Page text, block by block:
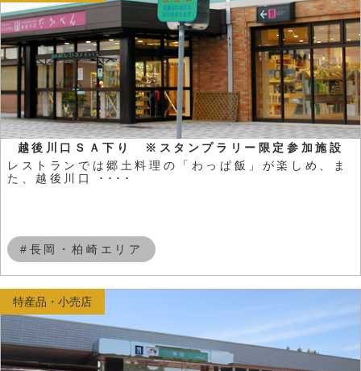
越後川口ＳＡ下り ※スタンプラリー限定参加施設
レストランでは郷土料理の「わっぱ飯」が楽しめ、ま
た、越後川口 ････
#長岡・柏崎エリア
特産品・小売店